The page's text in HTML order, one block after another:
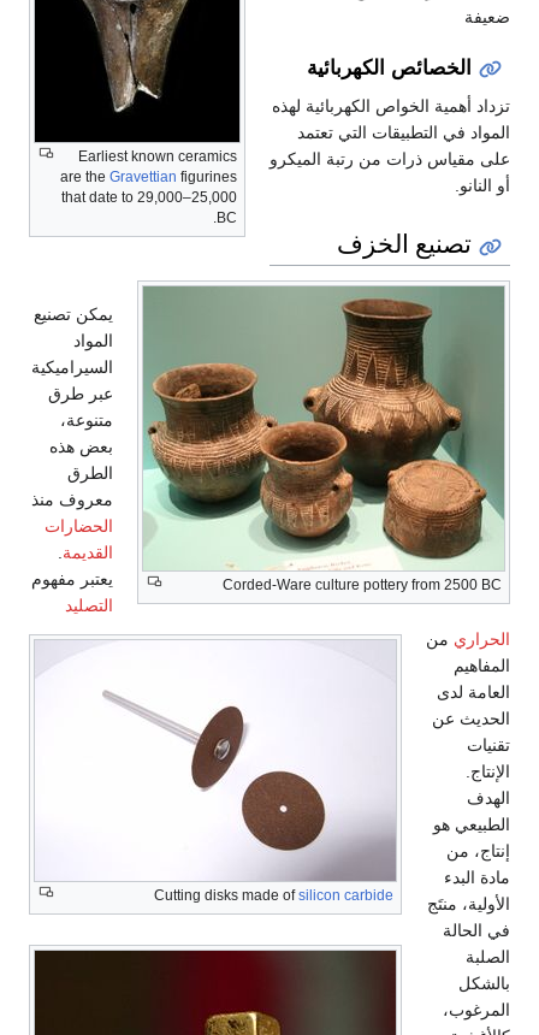
Earliest known ceramics
are the Gravettian figurines
that date to 29,000–25,000
BC.
ضعيفة
الخصائص الكهربائية
تزداد أهمية الخواص الكهربائية لهذه
المواد في التطبيقات التي تعتمد
على مقياس ذرات من رتبة الميكرو
أو النانو.
تصنيع الخزف
Corded-Ware culture pottery from 2500 BC
Cutting disks made ofsilicon carbide
يمكن تصنيع
المواد
السيراميكية
عبر طرق
متنوعة،
بعض هذه
الطرق
معروف منذ
الحضارات
القديمة
يعتبر مفهوم
التصليد
الحراري من
المفاهيم
العامة لدى
الحديث عن
تقنيات
الإنتاج.
الهدف
الطبيعي هو
إنتاج، من
مادة البدء
الأولية، منتَج
في الحالة
الصلبة
بالشكل
المرغوب،